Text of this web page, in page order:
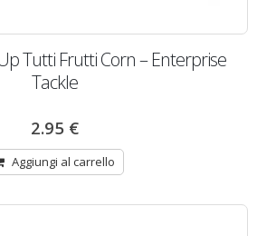
Tutti Frutti Corn – Enterprise
Tackle
2.95 €
Aggiungi al carrello